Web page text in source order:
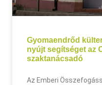
Gyomaendrőd
nyújt segítséget az
szaktanácsadó
Az Emberi